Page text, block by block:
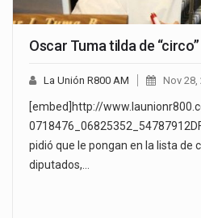
Oscar Tuma tilda de
La Unión R800 AM Nov 28,
[embed]http://
pidió que le pongan en la lista de
diputados,…